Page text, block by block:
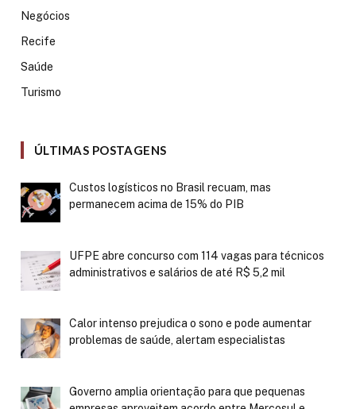
Negócios
Recife
Saúde
Turismo
ÚLTIMAS POSTAGENS
Custos logísticos no Brasil recuam, mas
permanecem acima de 15% do PIB
UFPE abre concurso com 114 vagas para técnicos
administrativos e salários de até R$ 5,2 mil
Calor intenso prejudica o sono e pode aumentar
problemas de saúde, alertam especialistas
Governo amplia orientação para que pequenas